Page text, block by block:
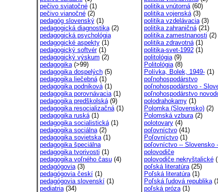
pečivo sviatočné(1)
pečivo vianočné(2)
pedagóg slovenský(1)
pedagogická diagnostika(2)
pedagogická psychológia
pedagogické aspekty(1)
pedagogický softvér(1)
pedagogický výskum (2)
pedagogika(>99)
pedagogika dospelých(5)
pedagogika liečebná(1)
pedagogika podniková(1)
pedagogika porovnávacia(1)
pedagogika predškolská(9)
pedagogika resocializačná(1)
pedagogika ruská(1)
pedagogika socialistická(1)
pedagogika sociálna(2)
pedagogika sovietska(1)
pedagogika špeciálna
pedagogika tvorivosti (1)
pedagogika voľného času(4)
pedagógovia(3)
pedagógovia českí(1)
pedagógovia slovenskí(1)
pediatria(34)
politika vnútorná(60)
politika vojenská(3)
politika vzdelávacia(3)
politika zahraničná(21)
politika zamestnanosti (2)
politika zdravotná(1)
politika-svet-1992(1)
politológia(9)
Politológia(8)
Polívka, Bolek, 1949-(1)
poľnohospodárstvo
poľnohospodárstvo -
poľnohospodárstvo
polodrahokamy(1)
Polomka (Slovensko)(2)
Polomská vzbura(2)
polotovary(4)
poľovníctvo(41)
Poľovníctvo(1)
poľovníctvo -- Slovensko
polovodiče
polovodiče nekryštalické
poľská literatúra(25)
Poľská literatúra(1)
Poľská ľudová republika
poľská próza(1)